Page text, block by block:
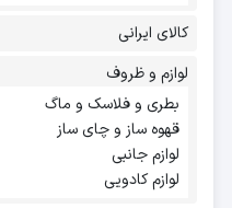
کالای ایرانی
لوازم و ظروف
بطری و فلاسک و ماگ
قهوه ساز و چای ساز
لوازم جانبی
لوازم کادویی